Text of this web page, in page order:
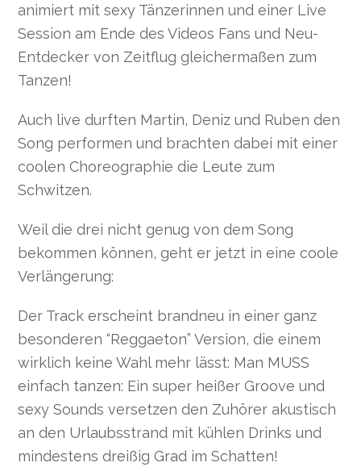
animiert mit sexy Tänzerinnen und einer Live
Session am Ende des Videos Fans und Neu-
Entdecker von Zeitflug gleichermaßen zum
Tanzen!
Auch live durften Martin, Deniz und Ruben den
Song performen und brachten dabei mit einer
coolen Choreographie die Leute zum
Schwitzen.
Weil die drei nicht genug von dem Song
bekommen können, geht er jetzt in eine coole
Verlängerung:
Der Track erscheint brandneu in einer ganz
besonderen “Reggaeton” Version, die einem
wirklich keine Wahl mehr lässt: Man MUSS
einfach tanzen: Ein super heißer Groove und
sexy Sounds versetzen den Zuhörer akustisch
an den Urlaubsstrand mit kühlen Drinks und
mindestens dreißig Grad im Schatten!